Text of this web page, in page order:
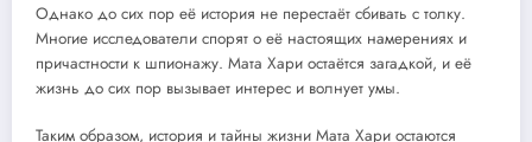
Однако до сих пор её история не перестаёт сбивать с толку.
Многие исследователи спорят о её настоящих намерениях и
причастности к шпионажу. Мата Хари остаётся загадкой, и её
жизнь до сих пор вызывает интерес и волнует умы.
Таким образом, история и тайны жизни Мата Хари остаются